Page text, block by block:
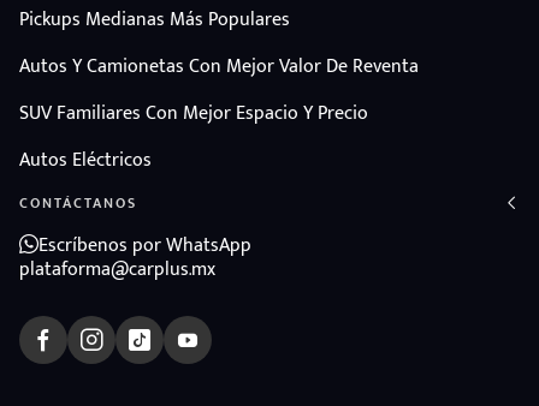
Pickups Medianas Más Populares
Autos Y Camionetas Con Mejor Valor De Reventa
SUV Familiares Con Mejor Espacio Y Precio
Autos Eléctricos
CONTÁCTANOS
Escríbenos por WhatsApp
plataforma@carplus.mx